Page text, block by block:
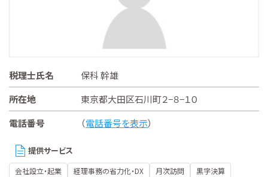
税理士氏名
保科 幹雄
所在地
東京都大田区石川町２−８−１０
電話番号
（電話番号を表示）
提供サービス
会社設立・起業 経理事務の省力化・DX 月次訪問
黒字決算